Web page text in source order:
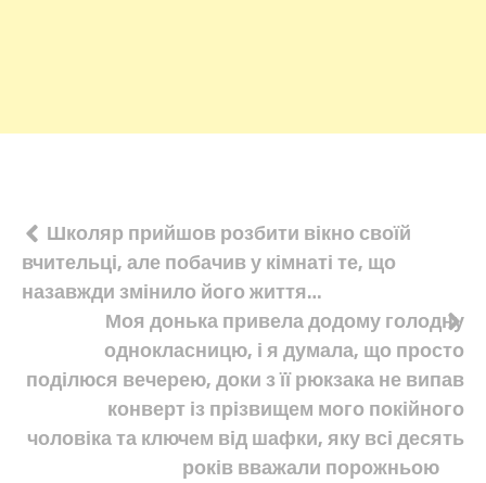
Навігація
записів
Школяр прийшов розбити вікно своїй
вчительці, але побачив у кімнаті те, що
назавжди змінило його життя…
Моя донька привела додому голодну
однокласницю, і я думала, що просто
поділюся вечерею, доки з її рюкзака не випав
конверт із прізвищем мого покійного
чоловіка та ключем від шафки, яку всі десять
років вважали порожньою